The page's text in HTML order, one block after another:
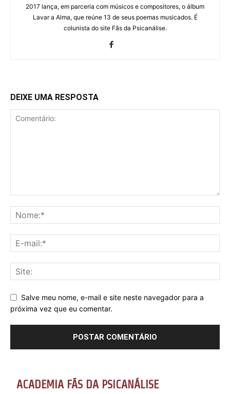
2017 lança, em parceria com músicos e compositores, o álbum
Lavar a Alma, que reúne 13 de seus poemas musicados. É
colunista do site Fãs da Psicanálise.
DEIXE UMA RESPOSTA
Salve meu nome, e-mail e site neste navegador para a
próxima vez que eu comentar.
ACADEMIA FÃS DA PSICANÁLISE